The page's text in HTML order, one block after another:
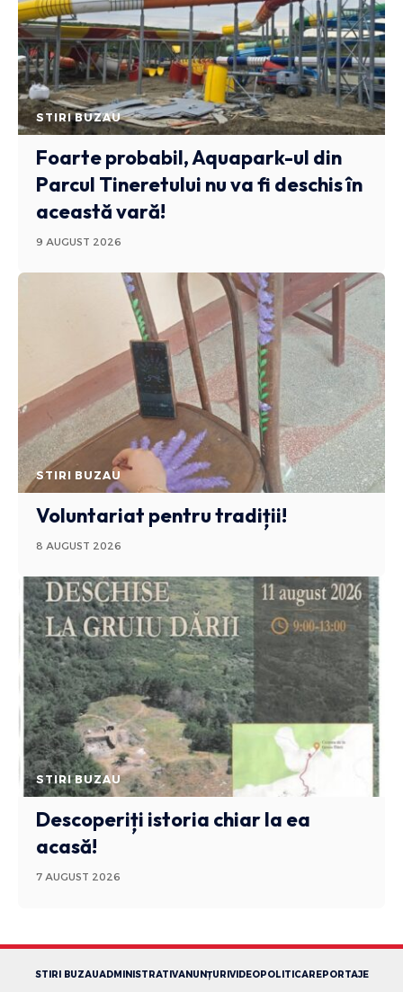
STIRI BUZAU
Foarte probabil, Aquapark-ul din
Parcul Tineretului nu va fi deschis în
această vară!
9 AUGUST 2026
STIRI BUZAU
Voluntariat pentru tradiții!
8 AUGUST 2026
STIRI BUZAU
Descoperiți istoria chiar la ea
acasă!
7 AUGUST 2026
STIRI BUZAUADMINISTRATIVANUNȚURIVIDEOPOLITICAREPORTAJE